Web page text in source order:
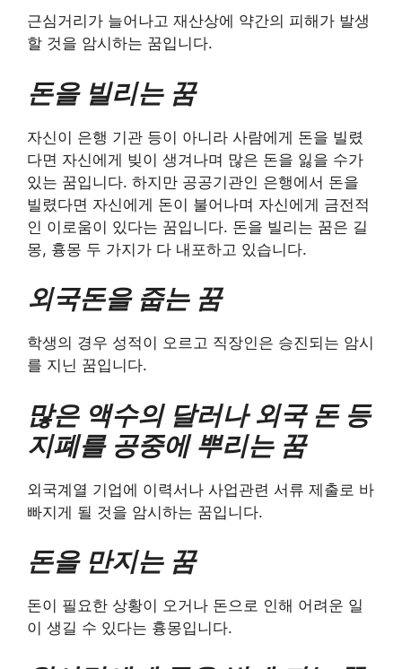
근심거리가 늘어나고 재산상에 약간의 피해가 발생
할 것을 암시하는 꿈입니다.
돈을 빌리는 꿈
자신이 은행 기관 등이 아니라 사람에게 돈을 빌렸
다면 자신에게 빚이 생겨나며 많은 돈을 잃을 수가
있는 꿈입니다. 하지만 공공기관인 은행에서 돈을
빌렸다면 자신에게 돈이 불어나며 자신에게 금전적
인 이로움이 있다는 꿈입니다. 돈을 빌리는 꿈은 길
몽, 흉몽 두 가지가 다 내포하고 있습니다.
외국돈을 줍는 꿈
학생의 경우 성적이 오르고 직장인은 승진되는 암시
를 지닌 꿈입니다.
많은 액수의 달러나 외국 돈 등
지폐를 공중에 뿌리는 꿈
외국계열 기업에 이력서나 사업관련 서류 제출로 바
빠지게 될 것을 암시하는 꿈입니다.
돈을 만지는 꿈
돈이 필요한 상황이 오거나 돈으로 인해 어려운 일
이 생길 수 있다는 흉몽입니다.